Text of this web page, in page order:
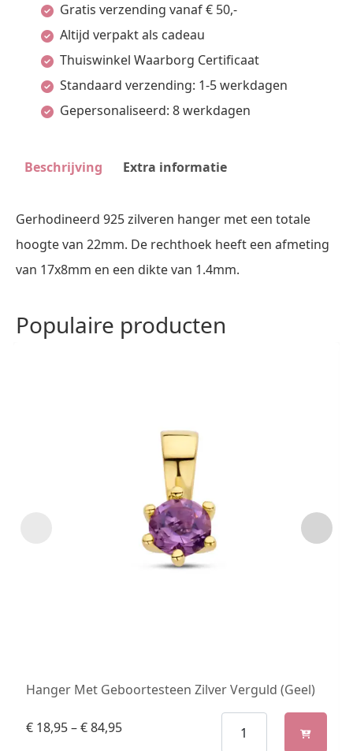
Zilver
Gerhodineerd
aantal
Gratis verzending vanaf € 50,-
Altijd verpakt als cadeau
Thuiswinkel Waarborg Certificaat
Standaard verzending: 1-5 werkdagen
Gepersonaliseerd: 8 werkdagen
Beschrijving Extra informatie
Gerhodineerd 925 zilveren hanger met een totale
hoogte van 22mm. De rechthoek heeft een afmeting
van 17x8mm en een dikte van 1.4mm.
Populaire producten
Hanger Met Geboortesteen Zilver Verguld (Geel)
€ 18,95–€84,95